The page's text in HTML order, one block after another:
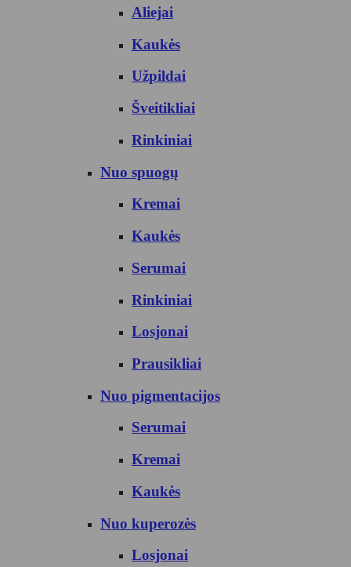
Aliejai
Kaukės
Užpildai
Šveitikliai
Rinkiniai
Nuo spuogų
Kremai
Kaukės
Serumai
Rinkiniai
Losjonai
Prausikliai
Nuo pigmentacijos
Serumai
Kremai
Kaukės
Nuo kuperozės
Losjonai